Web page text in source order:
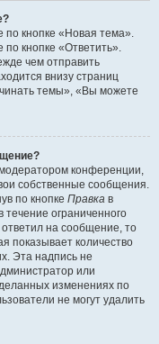
кнопке «Новая тема».
кнопке «Ответить».
чем отправить
внизу страниц
темы», «Вы можете
конференции,
собственные сообщения.
по кнопке Правка в
ограниченного
на сообщение, то
показывает количество
Эта надпись не
или
изменениях по
не могут удалить